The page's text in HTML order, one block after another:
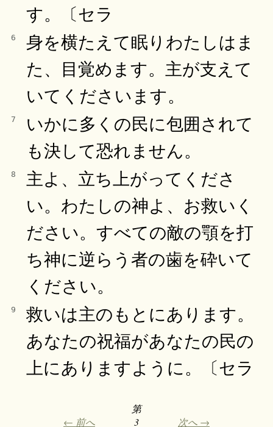
す。〔セラ
6
身を横たえて眠りわたしはま
た、目覚めます。主が支えて
いてくださいます。
7
いかに多くの民に包囲されて
も決して恐れません。
8
主よ、立ち上がってくださ
い。わたしの神よ、お救いく
ださい。すべての敵の顎を打
ち神に逆らう者の歯を砕いて
ください。
9
救いは主のもとにあります。
あなたの祝福があなたの民の
上にありますように。〔セラ
← 前へ
第
3
次へ →